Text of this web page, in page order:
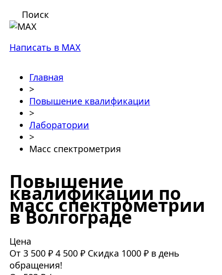
Поиск
Написать в MAX
Главная
>
Повышение квалификации
>
Лаборатории
>
Масс спектрометрия
Повышение
квалификации по
масс спектрометрии
в Волгограде
Цена
От 3 500 ₽ 4 500 ₽ Скидка 1000 ₽ в день
обращения!